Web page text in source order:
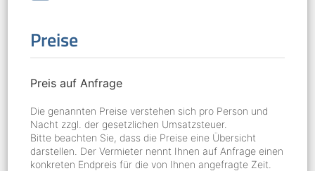
Preise
Preis auf Anfrage
Die genannten Preise verstehen sich pro Person und
Nacht zzgl. der gesetzlichen Umsatzsteuer.
Bitte beachten Sie, dass die Preise eine Übersicht
darstellen. Der Vermieter nennt Ihnen auf Anfrage einen
konkreten Endpreis für die von Ihnen angefragte Zeit.